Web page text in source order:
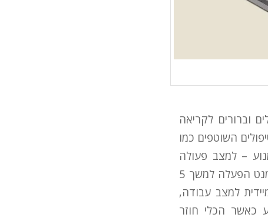
וברורים לקריאה
השוטפים כמו
– למצב פעולה
אידיאלי מבחינת עומס וצריכת דלק, כאשר המפעיל אינו נוגע בשום פקד או אלמנט הפעלה למשך 5
למצב עבודה,
כאשר הכלי חוזר